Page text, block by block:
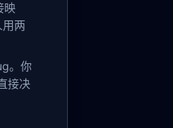
映
两
。你
接决